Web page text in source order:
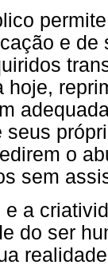
e
hoje,
seus
o
sem
e a
do ser